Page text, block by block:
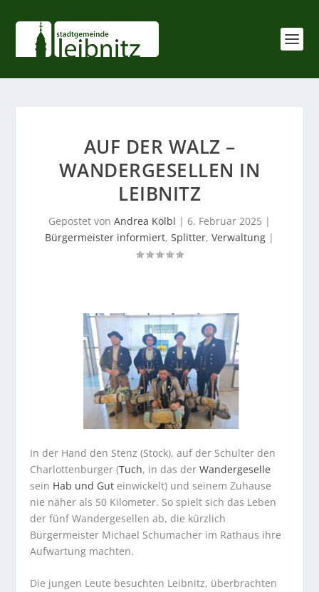
AUF DER WALZ –
WANDERGESELLEN IN
LEIBNITZ
Gepostet von Andrea Kölbl | 6. Februar 2025 |
Bürgermeister informiert, Splitter, Verwaltung |
In der Hand den Stenz (Stock), auf der Schulter den
Charlottenburger (Tuch, in das derWandergeselle
sein Hab und Gut einwickelt) und seinem Zuhause
nie näher als 50 Kilometer. So spielt sich das Leben
der fünf Wandergesellen ab, die kürzlich
Bürgermeister Michael Schumacher im Rathaus ihre
Aufwartung machten.
Die jungen Leute besuchten Leibnitz, überbrachten